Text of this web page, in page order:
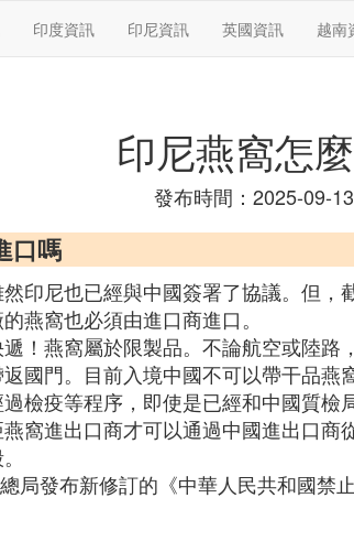
印度資訊 印尼資訊 英國資訊 越南
印尼燕窩怎
發布時間：2025-09-
口嗎
印尼也已經與中國簽署了協議。但
燕窩也必須由進口商進口。
！燕窩屬於限製品。不論航空或陸
國門。目前入境中國不可以帶干品
檢疫等程序，即使是已經和中國質
窩進出口商才可以通過中國進出口
局發布新修訂的《中華人民共和國